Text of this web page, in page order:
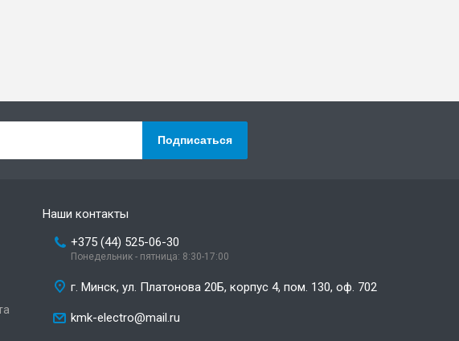
Подписаться
Наши контакты
+375 (44) 525-06-30
Понедельник - пятница: 8:30-17:00
г. Минск, ул. Платонова 20Б, корпус 4, пом. 130, оф. 702
kmk-electro@mail.ru